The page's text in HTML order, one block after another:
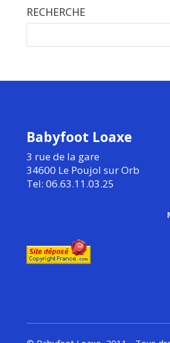
RECHERCHE
Babyfoot Loaxe
3 rue de la gare
34600 Le Poujol sur Orb
Tel: 06.63.11.03.25